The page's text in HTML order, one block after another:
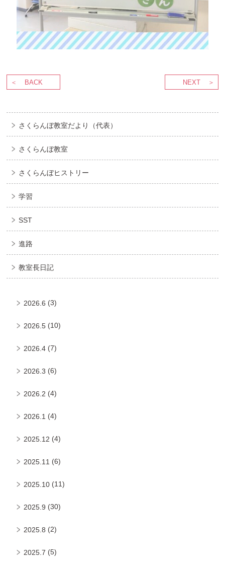
BACK NEXT
さくらんぼ教室だより（代表）
さくらんぼ教室
さくらんぼヒストリー
学習
SST
進路
教室長日記
2026.6 (3)
2026.5 (10)
2026.4 (7)
2026.3 (6)
2026.2 (4)
2026.1 (4)
2025.12 (4)
2025.11 (6)
2025.10 (11)
2025.9 (30)
2025.8 (2)
2025.7 (5)